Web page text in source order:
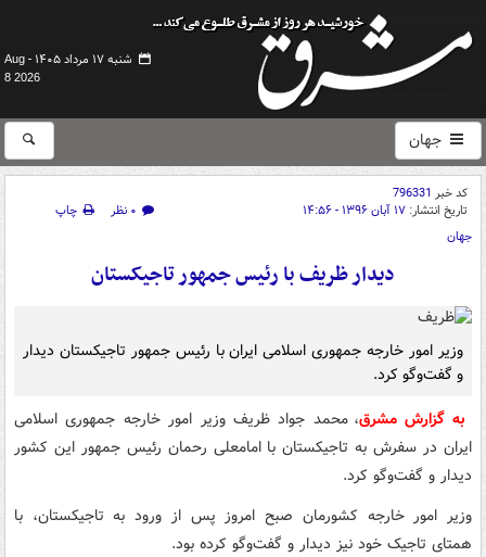
شنبه ۱۷ مرداد ۱۴۰۵ -
Aug
8 2026
جهان
کد خبر 796331
تاریخ انتشار: ۱۷ آبان ۱۳۹۶ - ۱۴:۵۶ ۰ نظر
چاپ
جهان
دیدار ظریف با رئیس جمهور تاجیکستان
وزیر امور خارجه جمهوری اسلامی ایران با رئیس جمهور تاجیکستان دیدار
و گفت‌وگو کرد.
به گزارش مشرق، محمد جواد ظریف وزیر امور خارجه جمهوری اسلامی
ایران در سفرش به تاجیکستان با امامعلی رحمان رئیس جمهور این کشور
دیدار و گفت‌وگو کرد.
وزیر امور خارجه کشورمان صبح امروز پس از ورود به تاجیکستان، با
همتای تاجیک خود نیز دیدار و گفت‌وگو کرده بود.